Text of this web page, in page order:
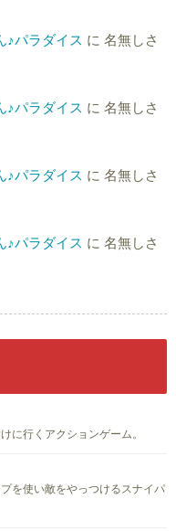
パラダイス に 名無しさ
パラダイス に 名無しさ
パラダイス に 名無しさ
パラダイス に 名無しさ
に行くアクションゲーム。
を使い敵をやっつけるスナイパ